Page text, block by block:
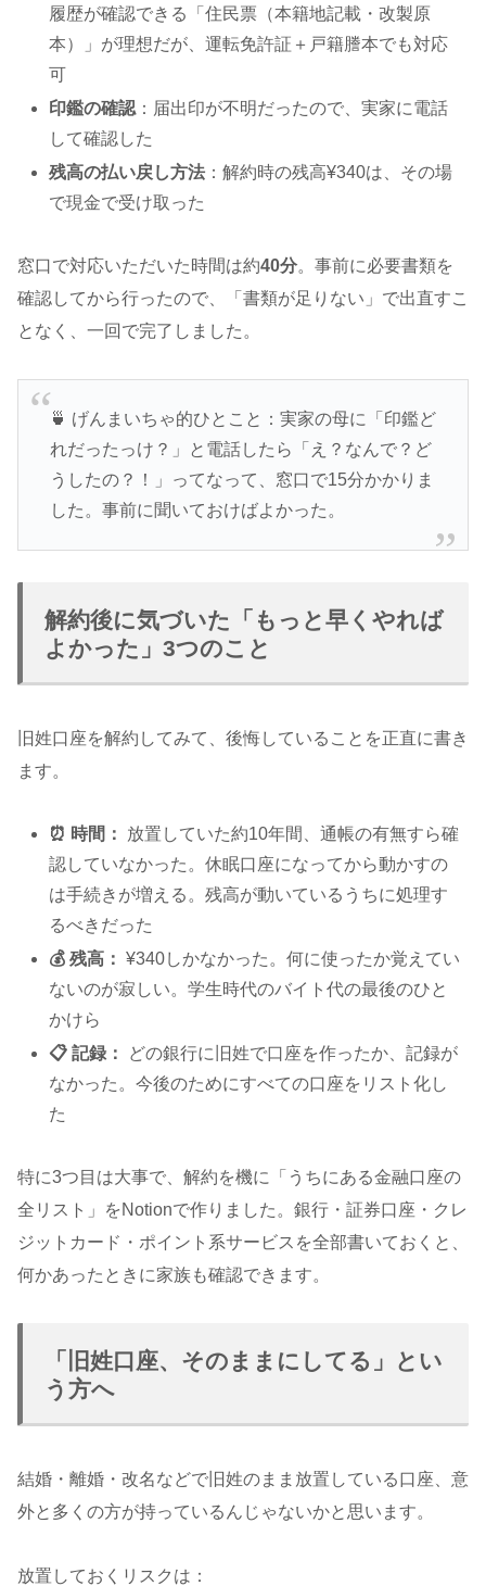
履歴が確認できる「住民票（本籍地記載・改製原
本）」が理想だが、運転免許証＋戸籍謄本でも対応
可
印鑑の確認 ：届出印が不明だったので、実家に電話
して確認した
残高の払い戻し方法 ：解約時の残高¥340は、その場
で現金で受け取った
窓口で対応いただいた時間は約40分。事前に必要書類を
確認してから行ったので、「書類が足りない」で出直すこ
となく、一回で完了しました。
🍵 げんまいちゃ的ひとこと：実家の母に「印鑑ど
れだったっけ？」と電話したら「え？なんで？ど
うしたの？！」ってなって、窓口で15分かかりま
した。事前に聞いておけばよかった。
解約後に気づいた「もっと早くやれば
よかった」3つのこと
旧姓口座を解約してみて、後悔していることを正直に書き
ます。
⏰ 時間：
放置していた約10年間、通帳の有無すら確
認していなかった。休眠口座になってから動かすの
は手続きが増える。残高が動いているうちに処理す
るべきだった
💰 残高： ¥340しかなかった。何に使ったか覚えてい
ないのが寂しい。学生時代のバイト代の最後のひと
かけら
📋 記録：
どの銀行に旧姓で口座を作ったか、記録が
なかった。今後のためにすべての口座をリスト化し
た
特に3つ目は大事で、解約を機に「うちにある金融口座の
全リスト」をNotionで作りました。銀行・証券口座・クレ
ジットカード・ポイント系サービスを全部書いておくと、
何かあったときに家族も確認できます。
「旧姓口座、そのままにしてる」とい
う方へ
結婚・離婚・改名などで旧姓のまま放置している口座、意
外と多くの方が持っているんじゃないかと思います。
放置しておくリスクは：